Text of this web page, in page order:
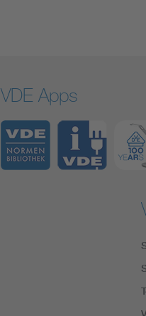
VDE Apps